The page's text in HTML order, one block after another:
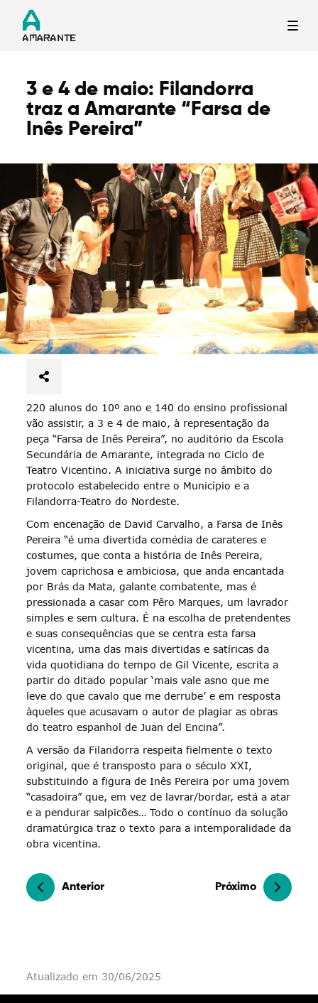
Termo de Pesquisa
Categorias gerais
Filtros
3 e 4 de maio: Filandorra
traz a Amarante “Farsa de
Inês Pereira”
220 alunos do 10º ano e 140 do ensino profissional
vão assistir, a 3 e 4 de maio, à representação da
peça “Farsa de Inês Pereira”, no auditório da Escola
Secundária de Amarante, integrada no Ciclo de
Teatro Vicentino. A iniciativa surge no âmbito do
protocolo estabelecido entre o Município e a
Filandorra-Teatro do Nordeste.
Com encenação de David Carvalho, a Farsa de Inês
Pereira “é uma divertida comédia de carateres e
costumes, que conta a história de Inês Pereira,
jovem caprichosa e ambiciosa, que anda encantada
por Brás da Mata, galante combatente, mas é
pressionada a casar com Pêro Marques, um lavrador
simples e sem cultura. É na escolha de pretendentes
e suas consequências que se centra esta farsa
vicentina, uma das mais divertidas e satíricas da
vida quotidiana do tempo de Gil Vicente, escrita a
partir do ditado popular ‘mais vale asno que me
leve do que cavalo que me derrube’ e em resposta
àqueles que acusavam o autor de plagiar as obras
do teatro espanhol de Juan del Encina”.
A versão da Filandorra respeita fielmente o texto
original, que é transposto para o século XXI,
substituindo a figura de Inês Pereira por uma jovem
“casadoira” que, em vez de lavrar/bordar, está a atar
e a pendurar salpicões… Todo o contínuo da solução
dramatúrgica traz o texto para a intemporalidade da
obra vicentina.
Anterior Próximo
Atualizado em 30/06/2025